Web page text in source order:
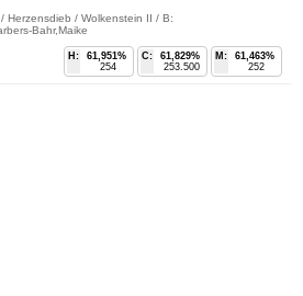
Herzensdieb / Wolkenstein II / B:
Bahr,Maike
M:
61,463%
252
C:
61,829%
253.500
H:
61,951%
254